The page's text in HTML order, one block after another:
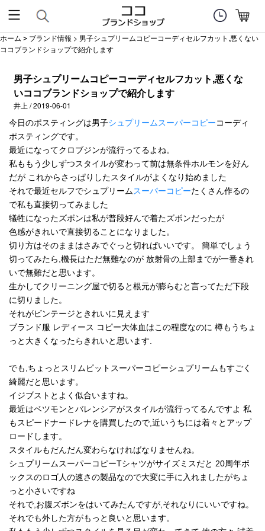
ホーム > ブランド情報 > 男子シュプリームコピーコーディセルフカット,悪くない
ココブランドショップで紹介します
男子シュプリームコピーコーディセルフカット,悪くな
いココブランドショップで紹介します
井上 / 2019-06-01
今日のポスティングは男子シュプリームスーパーコピーコーディ
ポスティングです。
最近になってクロブジンが流行ってるよね。
私ももう少しずつスタイルが変わって前は無条件ホルモンを好ん
だが これからさっぱりしたスタイルがよくなり始めました
それで最近セルフでシュプリームスーパーコピーたくさん作るの
で私も直接切ってみました
犠牲になったズボンは私が普段好んで着たズボンだったが
色感がきれいで直接切ることになりました。
切り方はそのままはさみでぐっと切ればいいです。 簡単でしょう
切ってみたら,機長はただ無難なのが 放射骨の上部までが一番きれ
いで無難だと思います。
生かしてクリーニング屋で切ると根元が膨らむと言ってただ下段
に切りました。
それがビンテージときれいに見えます
ブランド服 レディース コピー大体血はこの程度なのに 樽もうちょ
っと大きくなったらきれいと思います.
でも,ちょっとスリムピットスーパーコピーシュプリームもすごく
綺麗だと思います。
イジブストとよく似合いますね。
最近はベツモンとバレンシアがスタイルが流行ってるんですよ 私
もスピードナードレナを購買したので,近いうちには着々とアップ
ロードします。
スタイルもだんだん変わらなければなりませんね。
シュプリームスーパーコピーTシャツがサイズミスだと 20周年ボ
ックスのロゴ人の速さの製品なので大変に手に入れましたがちょ
っと小さいですね
それで,お腹ズボンをはいてみたんですが,それなりにいいですね。
それでも外した方がもっと良いと思います。